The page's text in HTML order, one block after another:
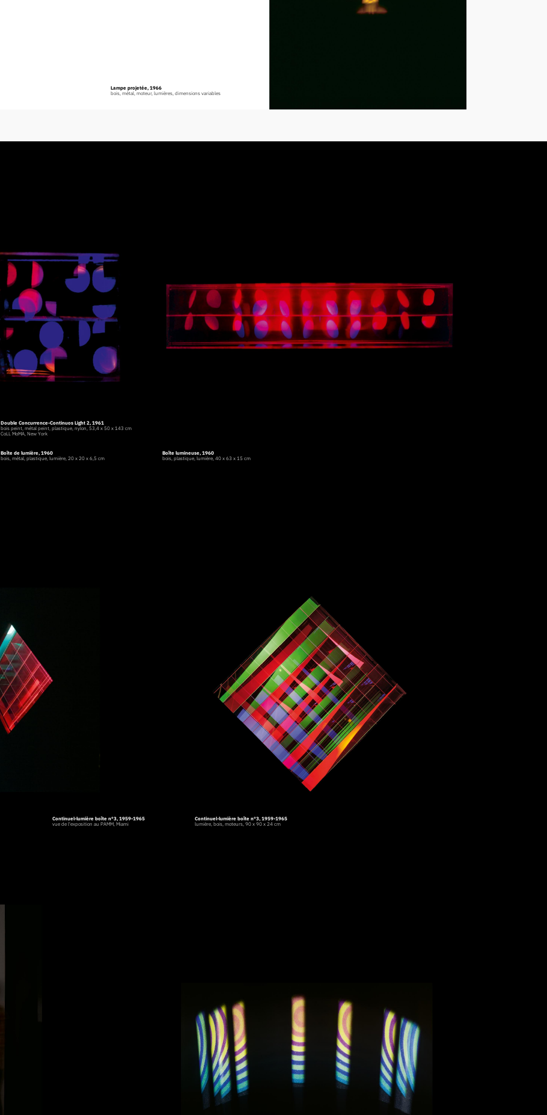
Lampe projetée, 1966
bois, métal, moteur, lumières, dimensions variables
Double Concurrence-Continuos Light 2, 1961
bois peint, métal peint, plastique, nylon, 53,4 x 50 x 143 cm
CoLL MoMA, New York
Boîte de lumière, 1960
bois, métal, plastique, lumière, 20 x 20 x 6,5 cm
Boîte lumineuse, 1960
bois, plastique, lumière, 40 x 63 x 15 cm
Continuel-lumière boîte n°3, 1959-1965
vue de l'exposition au PAMM, Miami
Continuel-lumière boîte n°3, 1959-1965
lumière, bois, moteurs, 90 x 90 x 24 cm